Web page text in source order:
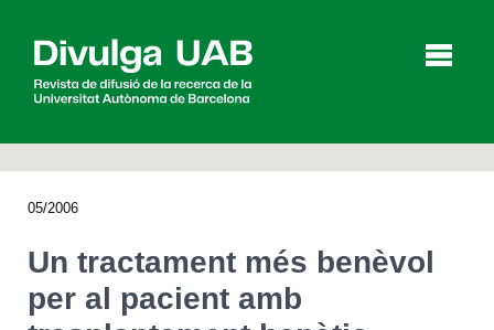
05/2006
Un tractament més benèvol
per al pacient amb